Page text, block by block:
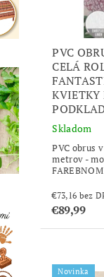
PVC
CELÁ
KVIETKY
Skladom
PVC obrus
metrov -
€73,16
€89,99
Novinka